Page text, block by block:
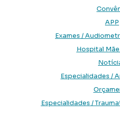
APP
Exames /
Hospital
Especialidades /
Especialidades /